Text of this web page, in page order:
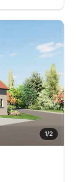
1/2